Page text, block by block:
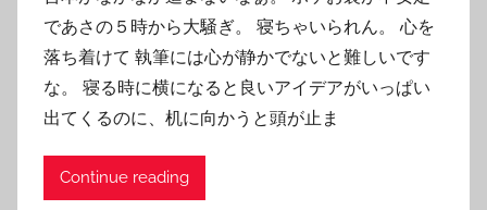
であさの５時から大騒ぎ。 寝ちゃいられん。 心を
落ち着けて 執筆には心が静かでないと難しいです
な。 寝る時に横になると良いアイデアがいっぱい
出てくるのに、机に向かうと頭が止ま
Continue reading